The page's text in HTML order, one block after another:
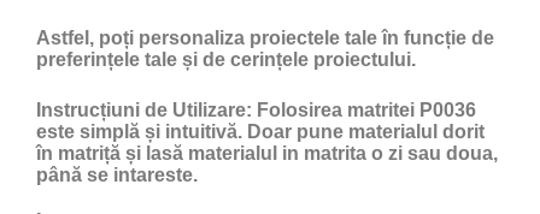
Astfel, poți personaliza proiectele tale în funcție de
preferințele tale și de cerințele proiectului.
Instrucțiuni de Utilizare: Folosirea matritei P0036
este simplă și intuitivă. Doar pune materialul dorit
în matriță și lasă materialul in matrita o zi sau doua,
până se intareste.